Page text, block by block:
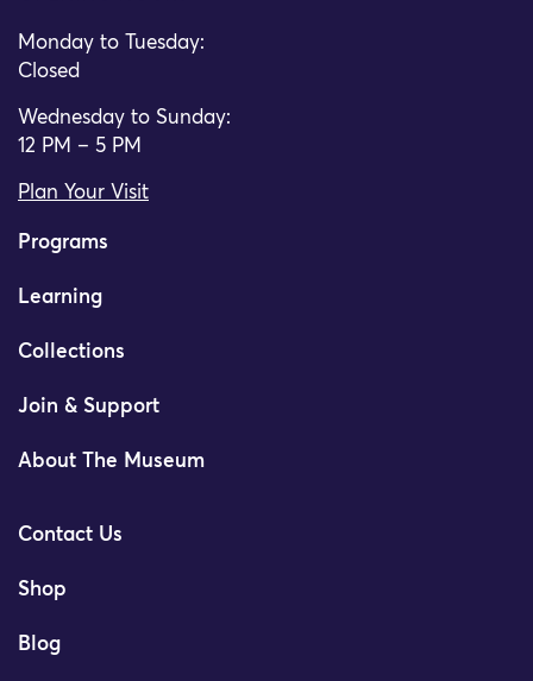
Monday to Tuesday:
Closed
Wednesday to Sunday:
12 PM – 5 PM
Plan Your Visit
Programs
Learning
Collections
Join & Support
About The Museum
Contact Us
Shop
Blog